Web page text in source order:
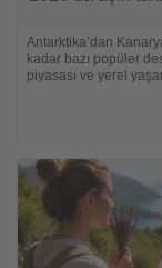
Antarktika’dan
kadar bazı popüler
piyasası ve yerel